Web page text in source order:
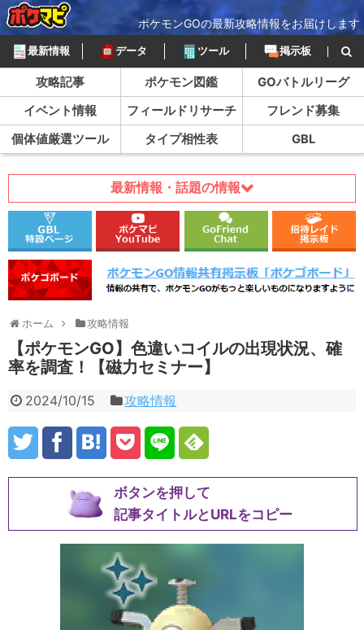
ポケモンGOの最新攻略情報をお届けします
最新情報 データ ツール 掲示板
攻略記事 ポケモン図鑑
GOバトルリーグ
イベント情報
フィールドリサーチ
フレンド募集
個体値厳選ツール
タイプ相性表 GBL
最新情報・話題の情報
ホーム 攻略情報
【ポケモンGO】色違いコイルの出現状況、確
率を調査！【磁力セミナー】
2024/10/15 攻略情報
ボタンを押して
記事タイトルとURLをコピー